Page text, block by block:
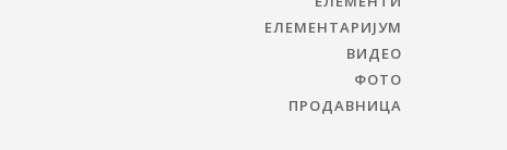
ЕЛЕМЕНТАРИЈУМ
ВИДЕО
ФОТО
ПРОДАВНИЦА